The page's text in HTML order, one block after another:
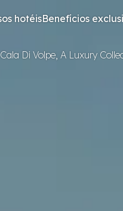
hotéisBenefícios
Di Volpe, A Luxury